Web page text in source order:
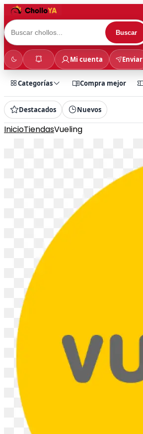
Buscar
Mi cuenta Enviar
Categorías Compra mejor
Destacados Nuevos
InicioTiendasVueling